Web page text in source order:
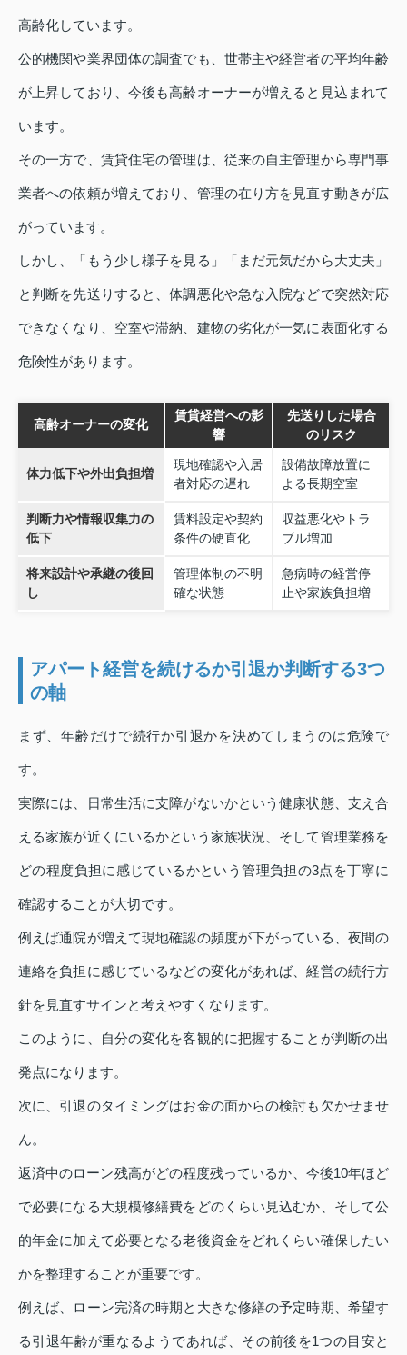
高齢化しています。
公的機関や業界団体の調査でも、世帯主や経営者の平均年齢
が上昇しており、今後も高齢オーナーが増えると見込まれて
います。
その一方で、賃貸住宅の管理は、従来の自主管理から専門事
業者への依頼が増えており、管理の在り方を見直す動きが広
がっています。
しかし、「もう少し様子を見る」「まだ元気だから大丈夫」
と判断を先送りすると、体調悪化や急な入院などで突然対応
できなくなり、空室や滞納、建物の劣化が一気に表面化する
危険性があります。
高齢オーナーの変化
賃貸経営への影
響
先送りした場合
のリスク
体力低下や外出負担増
現地確認や入居
者対応の遅れ
設備故障放置に
よる長期空室
判断力や情報収集力の
低下
賃料設定や契約
条件の硬直化
収益悪化やトラ
ブル増加
将来設計や承継の後回
し
管理体制の不明
確な状態
急病時の経営停
止や家族負担増
アパート経営を続けるか引退か判断する3つ
の軸
まず、年齢だけで続行か引退かを決めてしまうのは危険で
す。
実際には、日常生活に支障がないかという健康状態、支え合
える家族が近くにいるかという家族状況、そして管理業務を
どの程度負担に感じているかという管理負担の3点を丁寧に
確認することが大切です。
例えば通院が増えて現地確認の頻度が下がっている、夜間の
連絡を負担に感じているなどの変化があれば、経営の続行方
針を見直すサインと考えやすくなります。
このように、自分の変化を客観的に把握することが判断の出
発点になります。
次に、引退のタイミングはお金の面からの検討も欠かせませ
ん。
返済中のローン残高がどの程度残っているか、今後10年ほど
で必要になる大規模修繕費をどのくらい見込むか、そして公
的年金に加えて必要となる老後資金をどれくらい確保したい
かを整理することが重要です。
例えば、ローン完済の時期と大きな修繕の予定時期、希望す
る引退年齢が重なるようであれば、その前後を1つの目安と